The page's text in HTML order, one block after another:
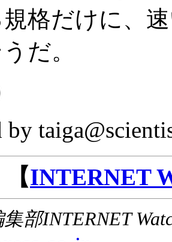
規格だけに、
だ。
by
【INTERNET
部INTERNET